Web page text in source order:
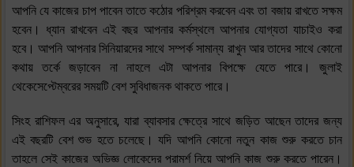
আপনি যে কাজের চাপ পাবেন তাতে কঠোর পরিশ্রম করবেন এবং তা বজায় রাখতে সক্ষম
হবেন। ধ্যান রাখবেন এই বছর আপনার কর্মস্থলে আপনার যোগ্যতা যাচাইও করা
হবে। আপনি আপনার সিনিয়ারদের সাথে সম্পর্ক সামান্য রাখুন আর তাদের সাথে কোনো
কথায় তর্কে জড়াবেন না নাহলে এটা আপনার বিপক্ষে যেতে পারে। জুলাই
থেকেসেপ্টেম্বরের সময়টি বেশ সুবিধাজনক থাকতে পারে।
সিংহ রাশিফল এর অনুসারে, যারা ব্যাবসার ক্ষেত্রে সাথে জড়িত আছেন তাদের জন্য
এই বছরটি বেশ শুভ হতে চলেছে। যদি আপনি কোনো নতুন কাজ শুরু করতে চান
তাহলে সেই কাজের অভিজ্ঞ লোকেদের পরামর্শ নিয়ে আপনি কাজ শুরু করতে পারেন।